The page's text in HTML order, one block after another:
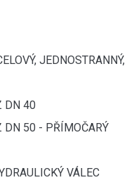
JEDNOSTRANNÝ,
DN 40
DN 50 - PŘÍMOČARÝ
VÁLEC